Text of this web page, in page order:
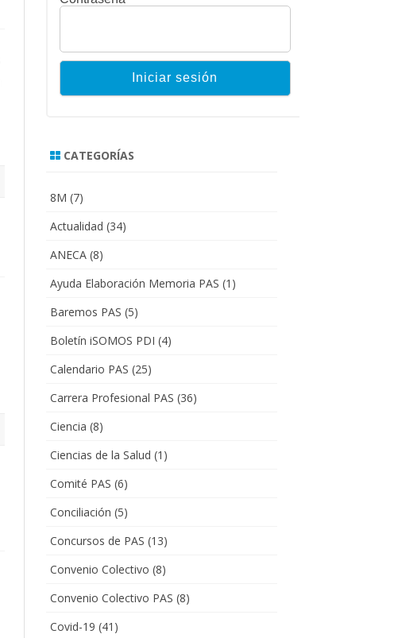
CATEGORÍAS
8M (7)
Actualidad (34)
ANECA(8)
Ayuda Elaboración Memoria PAS (1)
Baremos PAS (5)
Boletín iSOMOS PDI (4)
Calendario PAS (25)
Carrera Profesional PAS (36)
Ciencia (8)
Ciencias de la Salud (1)
Comité PAS (6)
Conciliación (5)
Concursos de PAS (13)
Convenio Colectivo (8)
Convenio Colectivo PAS (8)
Covid-19 (41)